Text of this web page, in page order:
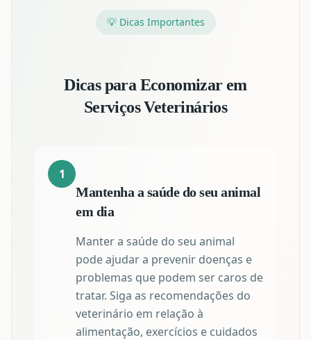
💡 Dicas Importantes
Dicas para Economizar em
Serviços Veterinários
1
Mantenha a saúde do seu animal
em dia
Manter a saúde do seu animal
pode ajudar a prevenir doenças e
problemas que podem ser caros de
tratar. Siga as recomendações do
veterinário em relação à
alimentação, exercícios e cuidados